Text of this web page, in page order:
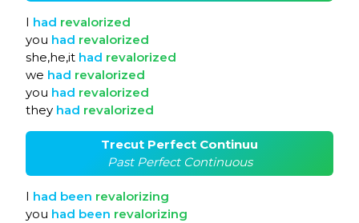
I had revalorized
you had revalorized
she,he,it had revalorized
we had revalorized
you had revalorized
they had revalorized
Trecut Perfect Continuu
Past Perfect Continuous
I had been revalorizing
you had been revalorizing